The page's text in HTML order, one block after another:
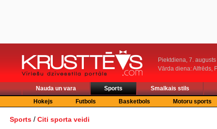
Piektdiena, 7. augusts
Vārda diena: Alfrēds,
Nauda un vara Sports
Smalkais stils
Hokejs
Futbols Basketbols Motoru sports
Sports / Citi sporta veidi